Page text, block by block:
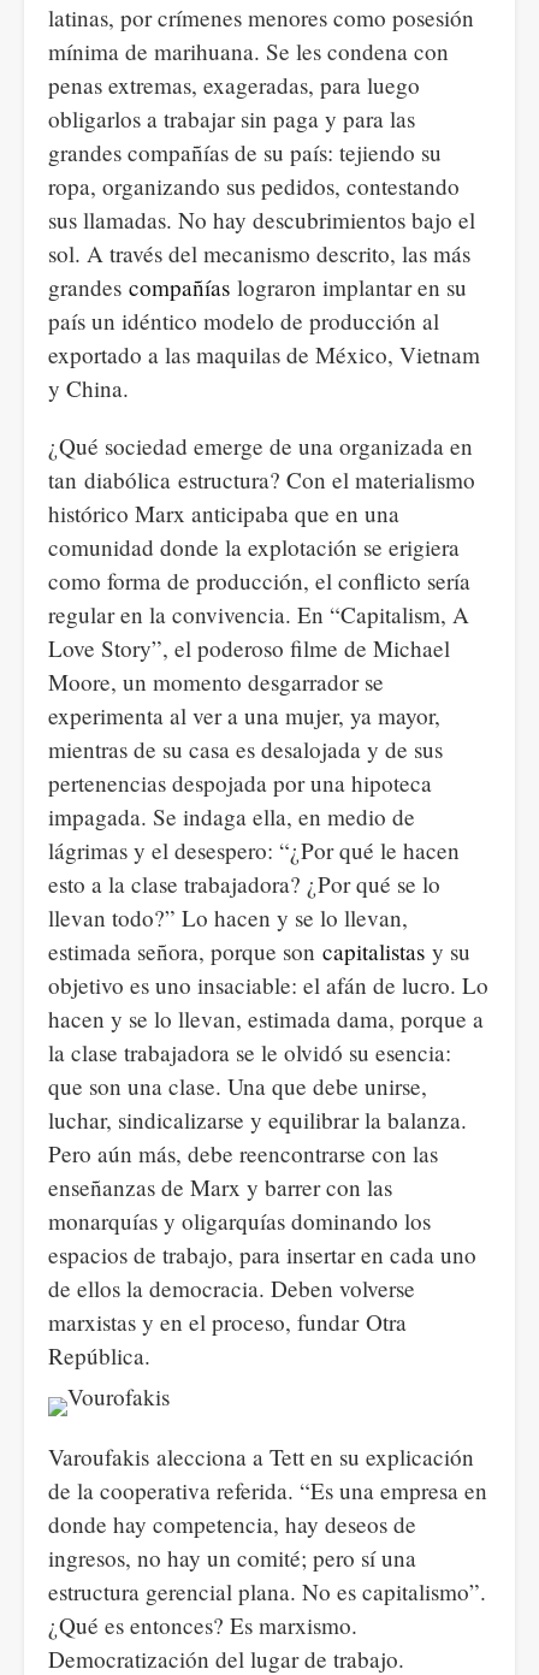
latinas, por crímenes menores como posesión
mínima de marihuana. Se les condena con
penas extremas, exageradas, para luego
obligarlos a trabajar sin paga y para las
grandes compañías de su país: tejiendo su
ropa, organizando sus pedidos, contestando
sus llamadas. No hay descubrimientos bajo el
sol. A través del mecanismo descrito, las más
grandes compañías lograron implantar en su
país un idéntico modelo de producción al
exportado a las maquilas de México, Vietnam
y China.
¿Qué sociedad emerge de una organizada en
tan diabólica estructura? Con el materialismo
histórico Marx anticipaba que en una
comunidad donde la explotación se erigiera
como forma de producción, el conflicto sería
regular en la convivencia. En “Capitalism, A
Love Story”, el poderoso filme de Michael
Moore, un momento desgarrador se
experimenta al ver a una mujer, ya mayor,
mientras de su casa es desalojada y de sus
pertenencias despojada por una hipoteca
impagada. Se indaga ella, en medio de
lágrimas y el desespero: “¿Por qué le hacen
esto a la clase trabajadora? ¿Por qué se lo
llevan todo?” Lo hacen y se lo llevan,
estimada señora, porque son capitalistas y su
objetivo es uno insaciable: el afán de lucro. Lo
hacen y se lo llevan, estimada dama, porque a
la clase trabajadora se le olvidó su esencia:
que son una clase. Una que debe unirse,
luchar, sindicalizarse y equilibrar la balanza.
Pero aún más, debe reencontrarse con las
enseñanzas de Marx y barrer con las
monarquías y oligarquías dominando los
espacios de trabajo, para insertar en cada uno
de ellos la democracia. Deben volverse
marxistas y en el proceso, fundar Otra
República.
Varoufakis alecciona a Tett en su explicación
de la cooperativa referida. “Es una empresa en
donde hay competencia, hay deseos de
ingresos, no hay un comité; pero sí una
estructura gerencial plana. No es capitalismo”.
¿Qué es entonces? Es marxismo.
Democratización del lugar de trabajo.